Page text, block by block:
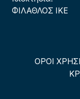
ΦΙΛΑΘΛΟΣ ΙΚΕ
ΟΡΟΙ